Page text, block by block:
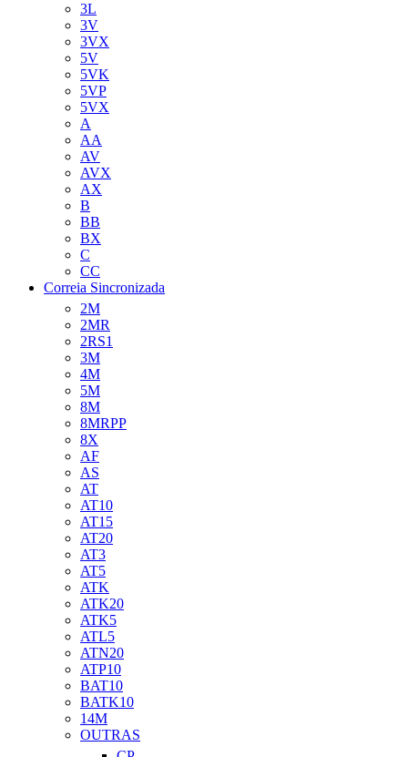
3L
3V
3VX
5V
5VK
5VP
5VX
A
AA
AV
AVX
AX
B
BB
BX
C
CC
Correia Sincronizada
2M
2MR
2RS1
3M
4M
5M
8M
8MRPP
8X
AF
AS
AT
AT10
AT15
AT20
AT3
AT5
ATK
ATK20
ATK5
ATL5
ATN20
ATP10
BAT10
BATK10
14M
OUTRAS